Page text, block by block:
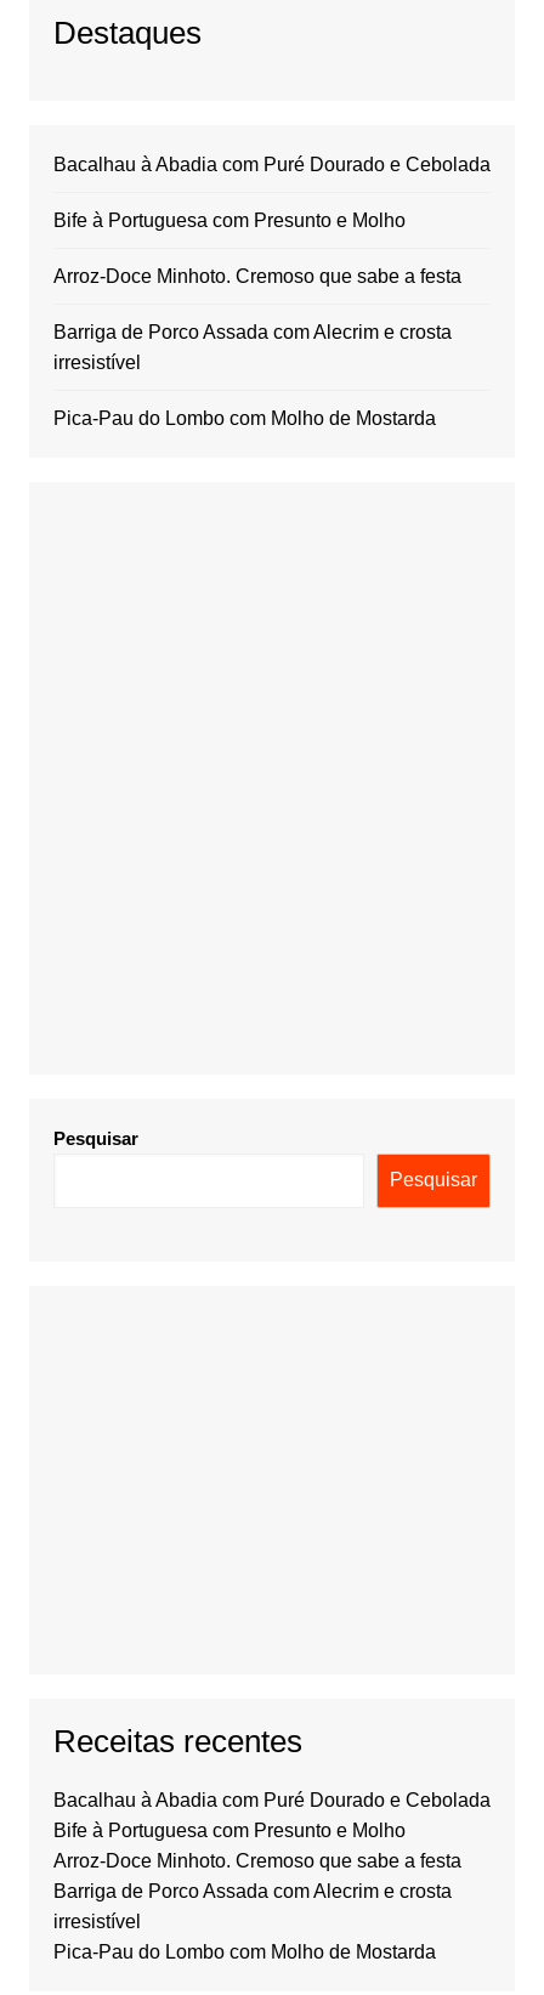
Destaques
Bacalhau à Abadia com Puré Dourado e Cebolada
Bife à Portuguesa com Presunto e Molho
Arroz-Doce Minhoto. Cremoso que sabe a festa
Barriga de Porco Assada com Alecrim e crosta
irresistível
Pica-Pau do Lombo com Molho de Mostarda
Pesquisar
Pesquisar
Receitas recentes
Bacalhau à Abadia com Puré Dourado e Cebolada
Bife à Portuguesa com Presunto e Molho
Arroz-Doce Minhoto. Cremoso que sabe a festa
Barriga de Porco Assada com Alecrim e crosta
irresistível
Pica-Pau do Lombo com Molho de Mostarda